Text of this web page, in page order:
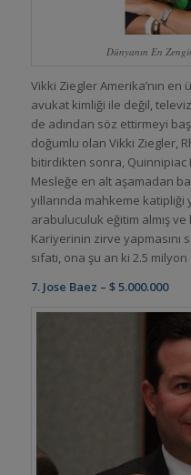
Dünyanın En
Vikki Ziegler Amerika’nın en
avukat kimliği ile değil,
de adından söz ettirmeyi
doğumlu olan Vikki Ziegler,
bitirdikten sonra, Quinnipiac
Mesleğe en alt aşamadan
yıllarında mahkeme katipliği
arabuluculuk eğitim almış
Kariyerinin zirve yapmasını
sıfatı, ona şu an ki 2.5
7. Jose Baez – $ 5.000.000